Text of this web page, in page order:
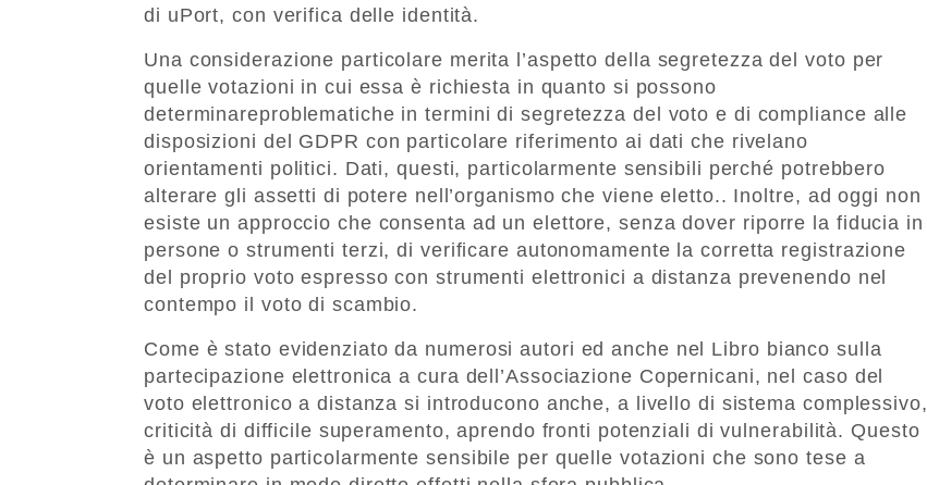
di uPort, con verifica delle identità.
Una considerazione particolare merita l’aspetto della segretezza del voto per
quelle votazioni in cui essa è richiesta in quanto si possono
determinareproblematiche in termini di segretezza del voto e di compliance alle
disposizioni del GDPR con particolare riferimento ai dati che rivelano
orientamenti politici. Dati, questi, particolarmente sensibili perché potrebbero
alterare gli assetti di potere nell’organismo che viene eletto.. Inoltre, ad oggi non
esiste un approccio che consenta ad un elettore, senza dover riporre la fiducia in
persone o strumenti terzi, di verificare autonomamente la corretta registrazione
del proprio voto espresso con strumenti elettronici a distanza prevenendo nel
contempo il voto di scambio.
Come è stato evidenziato da numerosi autori ed anche nel Libro bianco sulla
partecipazione elettronica a cura dell’Associazione Copernicani, nel caso del
voto elettronico a distanza si introducono anche, a livello di sistema complessivo,
criticità di difficile superamento, aprendo fronti potenziali di vulnerabilità. Questo
è un aspetto particolarmente sensibile per quelle votazioni che sono tese a